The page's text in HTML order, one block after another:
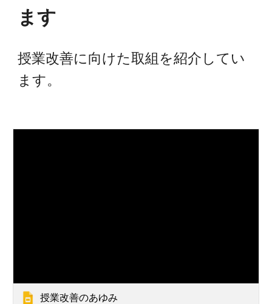
ます
授業改善に向けた取組を紹介してい
ます。
授業改善のあゆみ